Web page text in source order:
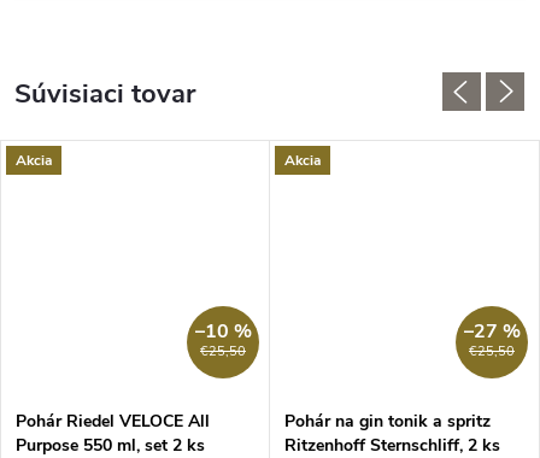
Súvisiaci tovar
Akcia
€25,50
–10 %
Pohár Riedel VELOCE All
Purpose 550 ml, set 2 ks
Akcia
€25,50
–27 %
Pohár na gin tonik a spritz
Ritzenhoff Sternschliff, 2 ks